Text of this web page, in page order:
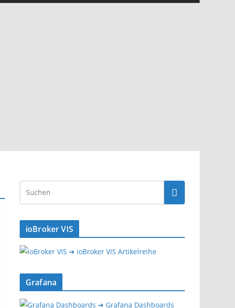
ioBroker VIS
➔ ioBroker VIS Artikelreihe
Grafana
➔ Grafana Dashboards